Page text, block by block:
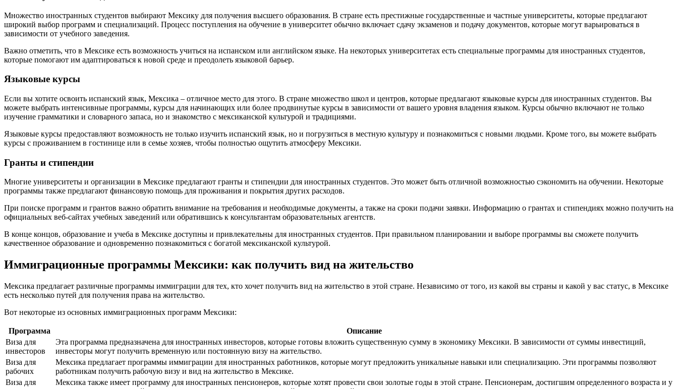
Множество иностранных студентов выбирают Мексику для получения высшего образования. В стране есть престижные государственные и частные университеты, которые предлагают
широкий выбор программ и специализаций. Процесс поступления на обучение в университет обычно включает сдачу экзаменов и подачу документов, которые могут варьироваться в
зависимости от учебного заведения.
Важно отметить, что в Мексике есть возможность учиться на испанском или английском языке. На некоторых университетах есть специальные программы для иностранных студентов,
которые помогают им адаптироваться к новой среде и преодолеть языковой барьер.
Языковые курсы
Если вы хотите освоить испанский язык, Мексика – отличное место для этого. В стране множество школ и центров, которые предлагают языковые курсы для иностранных студентов. Вы
можете выбрать интенсивные программы, курсы для начинающих или более продвинутые курсы в зависимости от вашего уровня владения языком. Курсы обычно включают не только
изучение грамматики и словарного запаса, но и знакомство с мексиканской культурой и традициями.
Языковые курсы предоставляют возможность не только изучить испанский язык, но и погрузиться в местную культуру и познакомиться с новыми людьми. Кроме того, вы можете выбрать
курсы с проживанием в гостинице или в семье хозяев, чтобы полностью ощутить атмосферу Мексики.
Гранты и стипендии
Многие университеты и организации в Мексике предлагают гранты и стипендии для иностранных студентов. Это может быть отличной возможностью сэкономить на обучении. Некоторые
программы также предлагают финансовую помощь для проживания и покрытия других расходов.
При поиске программ и грантов важно обратить внимание на требования и необходимые документы, а также на сроки подачи заявки. Информацию о грантах и стипендиях можно получить на
официальных веб-сайтах учебных заведений или обратившись к консультантам образовательных агентств.
В конце концов, образование и учеба в Мексике доступны и привлекательны для иностранных студентов. При правильном планировании и выборе программы вы сможете получить
качественное образование и одновременно познакомиться с богатой мексиканской культурой.
Иммиграционные программы Мексики: как получить вид на жительство
Мексика предлагает различные программы иммиграции для тех, кто хочет получить вид на жительство в этой стране. Независимо от того, из какой вы страны и какой у вас статус, в Мексике
есть несколько путей для получения права на жительство.
Вот некоторые из основных иммиграционных программ Мексики:
Программа
Описание
Виза для
инвесторов
Эта программа предназначена для иностранных инвесторов, которые готовы вложить существенную сумму в экономику Мексики. В зависимости от суммы инвестиций,
инвесторы могут получить временную или постоянную визу на жительство.
Виза для
рабочих
Мексика предлагает программы иммиграции для иностранных работников, которые могут предложить уникальные навыки или специализацию. Эти программы позволяют
работникам получить рабочую визу и вид на жительство в Мексике.
Виза для
Мексика также имеет программу для иностранных пенсионеров, которые хотят провести свои золотые годы в этой стране. Пенсионерам, достигшим определенного возраста и у